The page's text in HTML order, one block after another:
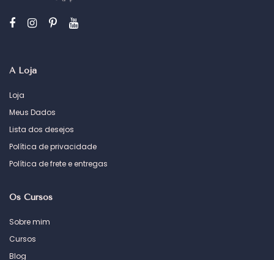
A Loja
Loja
Meus Dados
Lista dos desejos
Política de privacidade
Política de frete e entregas
Os Cursos
Sobre mim
Cursos
Blog